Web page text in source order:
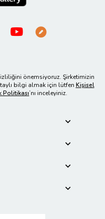
önemsiyoruz. Şirketimizin
bilgi almak için lütfen Kişisel
Politikası’nı inceleyiniz.